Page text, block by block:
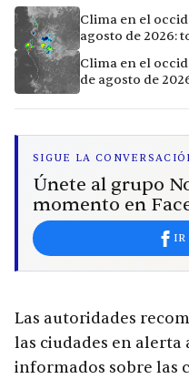
Clima en el
agosto de 2026:
Clima en el
de agosto de
SIGUE LA
Únete al grupo
momento en
IR
Las autoridades
las ciudades en
informados sobre las